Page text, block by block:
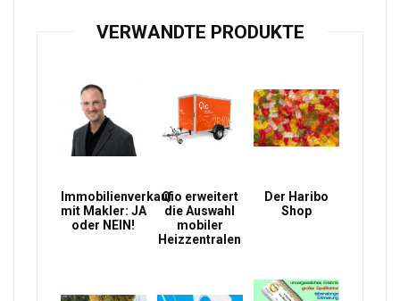
VERWANDTE PRODUKTE
Immobilienverkauf
mit Makler: JA
oder NEIN!
Qio erweitert
die Auswahl
mobiler
Heizzentralen
Der Haribo
Shop